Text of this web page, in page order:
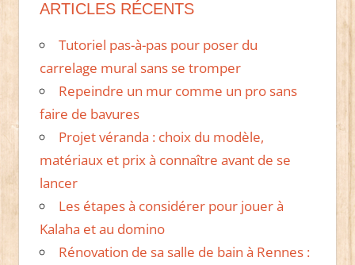
ARTICLES RÉCENTS
Tutoriel pas-à-pas pour poser du
carrelage mural sans se tromper
Repeindre un mur comme un pro sans
faire de bavures
Projet véranda : choix du modèle,
matériaux et prix à connaître avant de se
lancer
Les étapes à considérer pour jouer à
Kalaha et au domino
Rénovation de sa salle de bain à Rennes :